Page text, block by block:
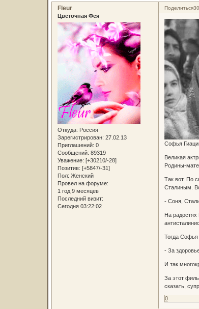
Поделиться
Fleur
Цветочная Фея
Откуда: Россия
Зарегистрирован: 27.02.13
Приглашений: 0
Сообщений: 89319
Уважение: [+30210/-28]
Позитив: [+5847/-31]
Пол: Женский
Провел на форуме:
1 год 9 месяцев
Последний визит:
Сегодня 03:22:02
Софья
Великая
Родины-
Так вот. По
Сталиным.
- Соня,
На радостях
Тогда Софья
- За
И так
За этот
сказать,
0